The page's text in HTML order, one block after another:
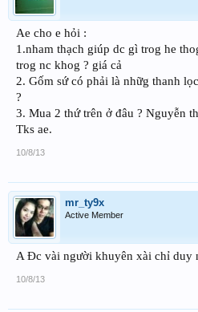
Ae cho e hỏi :
1.nham thạch giúp dc gì trog he
trog nc khog ? giá cả
2. Gốm sứ có phải là nhữg thanh
?
3. Mua 2 thứ trên ở đâu ? Nguyễn
Tks ae.
10/8/13
mr_ty9x
Active Member
A Đc vài người khuyên xài chỉ duy
10/8/13